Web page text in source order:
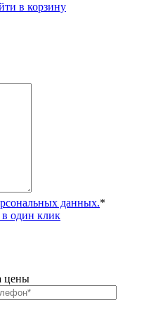
в корзину
данных.*
один клик
цены